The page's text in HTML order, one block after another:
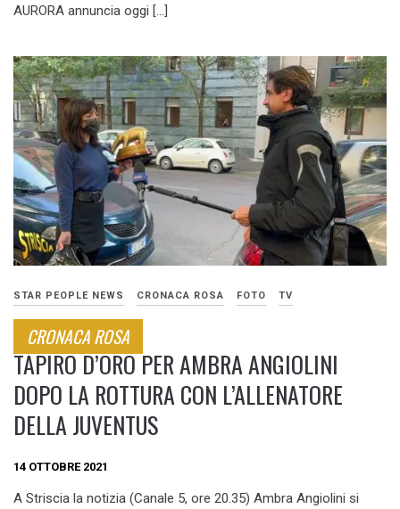
AURORA annuncia oggi […]
STAR PEOPLE NEWS CRONACA ROSA FOTO TV
CRONACA ROSA
TAPIRO D’ORO PER AMBRA ANGIOLINI
DOPO LA ROTTURA CON L’ALLENATORE
DELLA JUVENTUS
14 OTTOBRE 2021
A Striscia la notizia (Canale 5, ore 20.35) Ambra Angiolini si